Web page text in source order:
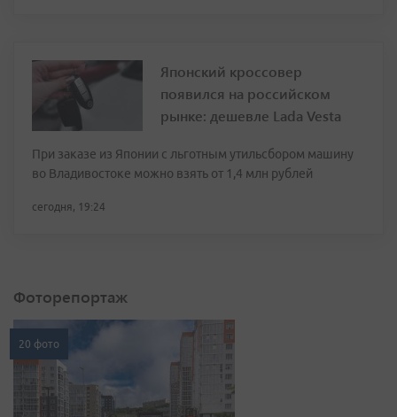
Японский кроссовер
появился на российском
рынке: дешевле Lada Vesta
При заказе из Японии с льготным утильсбором машину
во Владивостоке можно взять от 1,4 млн рублей
сегодня, 19:24
Фоторепортаж
20 фото